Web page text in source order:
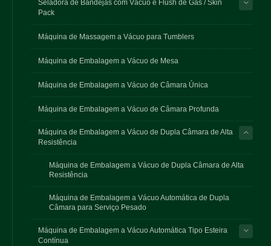
Seladora de Bandejas com Vácuo e Flush de Gás / Skin
Pack
Máquina de Massagem a Vácuo para Tumblers
Máquina de Embalagem a Vácuo de Mesa
Máquina de Embalagem a Vácuo de Câmara Única
Máquina de Embalagem a Vácuo de Câmara Profunda
Máquina de Embalagem a Vácuo de Dupla Câmara de Alta
Resistência
Máquina de Embalagem a Vácuo de Dupla Câmara de Alta
Resistência
Máquina de Embalagem a Vácuo Automática de Dupla
Câmara para Serviço Pesado
Máquina de Embalagem a Vácuo Automática Tipo Esteira
Contínua